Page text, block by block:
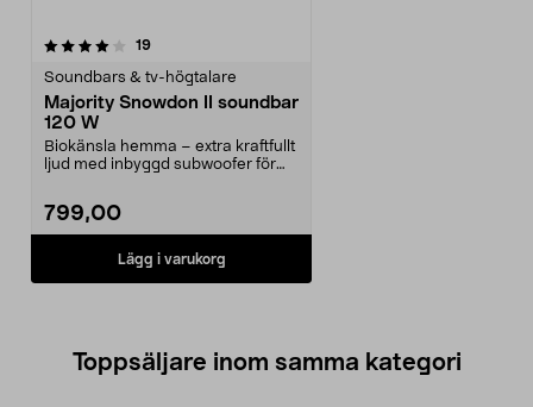
19recensioner
Soundbars & tv-högtalare
Majority Snowdon II soundbar
120 W
Biokänsla hemma – extra kraftfullt
ljud med inbyggd subwoofer för
799,00
Lägg i varukorg
Toppsäljare inom samma kategori